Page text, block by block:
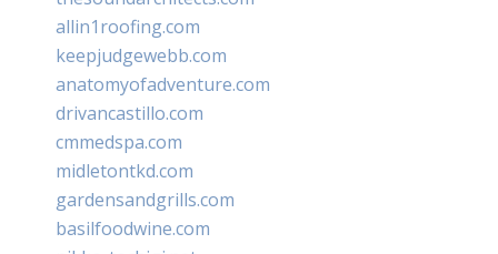
allin1roofing.com
keepjudgewebb.com
anatomyofadventure.com
drivancastillo.com
cmmedspa.com
midletontkd.com
gardensandgrills.com
basilfoodwine.com